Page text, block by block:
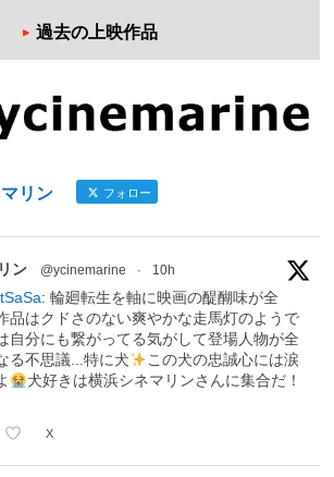
過去の上映作品
リン フォロー
ン @ycinemarine · 10h
: 輪廻転生を軸に映画の醍醐味が全
品はクドさのない爽やかな走馬灯のようで
自分にも繋がってる気がして登場人物が全
る不思議...特に犬
この犬の忠誠心には涙
犬好きは横浜シネマリンさんに集合だ！
X